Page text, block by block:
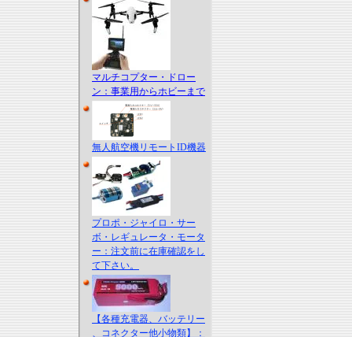
マルチコプター・ドロー
ン：事業用からホビーまで
無人航空機リモートID機器
プロポ・ジャイロ・サー
ボ・レギュレータ・モータ
ー：注文前に在庫確認をし
て下さい。
【各種充電器、バッテリー
、コネクター他小物類】：